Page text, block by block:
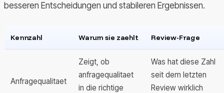
besseren Entscheidungen und stabileren Ergebnissen.
Kennzahl Warum sie zaehlt Review-Frage
Anfragequalitaet
Zeigt, ob
anfragequalitaet
in die richtige
Was hat diese Zahl
seit dem letzten
Review wirklich